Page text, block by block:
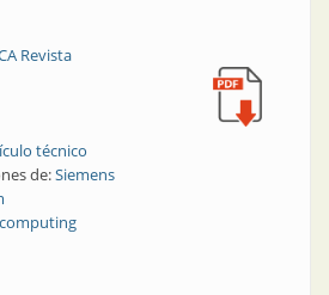
Revista
técnico
de:Siemens